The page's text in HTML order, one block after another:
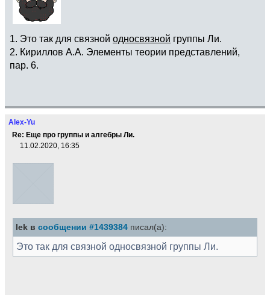
1. Это так для связной односвязной группы Ли.
2. Кириллов А.А. Элементы теории представлений,
пар. 6.
Alex-Yu
Re: Еще про группы и алгебры Ли.
11.02.2020, 16:35
lek в сообщении #1439384 писал(а):
Это так для связной односвязной группы Ли.